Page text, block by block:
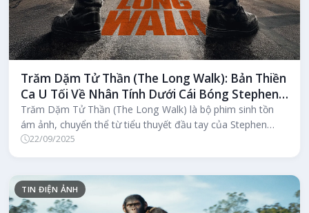
Trăm Dặm Tử Thần (The Long Walk): Bản Thiền
Ca U Tối Về Nhân Tính Dưới Cái Bóng Stephen
King
Trăm Dặm Tử Thần (The Long Walk) là bộ phim sinh tồn
ám ảnh, chuyển thể từ tiểu thuyết đầu tay của Stephen
King, khai thác tâm lý...
22/09/2025
TIN ĐIỆN ẢNH